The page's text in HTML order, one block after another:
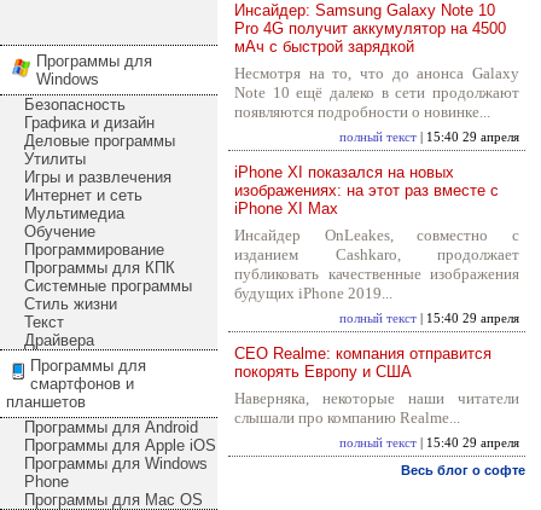
Программы для
Windows
Безопасность
Графика и дизайн
Деловые программы
Утилиты
Игры и развлечения
Интернет и сеть
Мультимедиа
Обучение
Программирование
Программы для КПК
Системные программы
Стиль жизни
Текст
Драйвера
Программы для
смартфонов и
планшетов
Программы для Android
Программы для Apple iOS
Программы для Windows
Phone
Программы для Mac OS
Инсайдер: Samsung Galaxy Note 10
Pro 4G получит аккумулятор на 4500
мАч с быстрой зарядкой
Несмотря на то, что до анонса Galaxy
Note 10 ещё далеко в сети продолжают
появляются подробности о новинке...
полный текст | 15:40 29 апреля
iPhone XI показался на новых
изображениях: на этот раз вместе с
iPhone XI Max
Инсайдер OnLeakes, совместно с
изданием Cashkaro, продолжает
публиковать качественные изображения
будущих iPhone 2019...
полный текст | 15:40 29 апреля
CEO Realme: компания отправится
покорять Европу и США
Наверняка, некоторые наши читатели
слышали про компанию Realme...
полный текст | 15:40 29 апреля
Весь блог о софте